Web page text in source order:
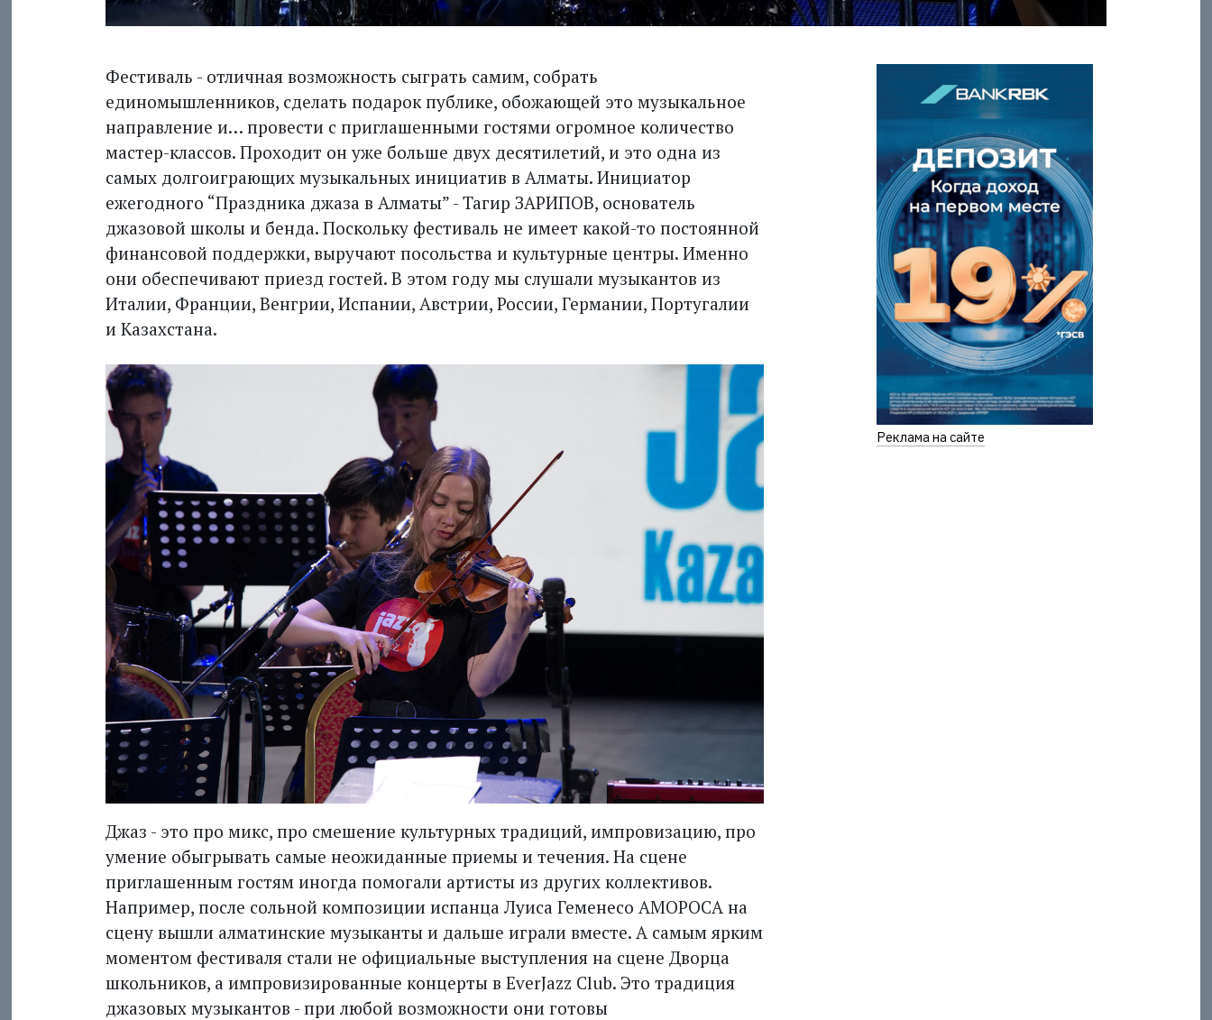
Фестиваль - отличная возможность сыграть самим, собрать
единомышленников, сделать подарок публике, обожающей это музыкальное
направление и… провести с приглашенными гостями огромное количество
мастер-классов. Проходит он уже больше двух десятилетий, и это одна из
самых долгоиграющих музыкальных инициатив в Алматы. Инициатор
ежегодного “Праздника джаза в Алматы” - Тагир ЗАРИПОВ, основатель
джазовой школы и бенда. Поскольку фестиваль не имеет какой-то постоянной
финансовой поддержки, выручают посольства и культурные центры. Именно
они обеспечивают приезд гос­тей. В этом году мы слушали музыкантов из
Италии, Франции, Венгрии, Испании, Австрии, России, Германии, Португалии
и Казахстана.
Джаз - это про микс, про смешение культурных традиций, импровизацию, про
умение обы­грывать самые неожиданные приемы и течения. На сцене
приглашенным гостям иногда помогали артисты из других коллективов.
Например, после сольной композиции испанца Луиса Геменесо АМОРОСА на
сцену вышли алматинские музыканты и дальше играли вместе. А самым ярким
моментом фестиваля стали не официальные выступления на сцене Дворца
школьников, а импровизированные концерты в EverJazz Club. Это традиция
джазовых музыкантов - при любой возможности они готовы
Реклама на сайте